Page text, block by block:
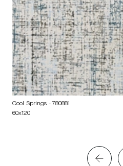
Cool Springs - 780881
60x120